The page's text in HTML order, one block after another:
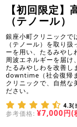
【初回限定
（テノール）
銀座小町クリニックで
（テノール）を取り
ーを用い、たるみやし
周波エネルギーを届け
たるみやしわを改善し
downtime（社会復帰
クリニックで、自然な
ださい。
4.3(
参考価格: ¥7,000円(